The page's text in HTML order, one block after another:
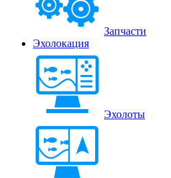
Запчасти
Эхолокация
Эхолоты